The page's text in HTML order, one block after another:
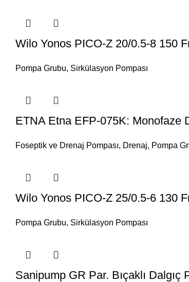
Wilo Yonos PICO-Z 20/0.5-8 150
Pompa Grubu, Sirkülasyon Pompası
ETNA Etna EFP-075K: Monofaze
Foseptik ve Drenaj Pompası, Drenaj, Pompa
Wilo Yonos PICO-Z 25/0.5-6 130
Pompa Grubu, Sirkülasyon Pompası
Sanipump GR Par. Bıçaklı